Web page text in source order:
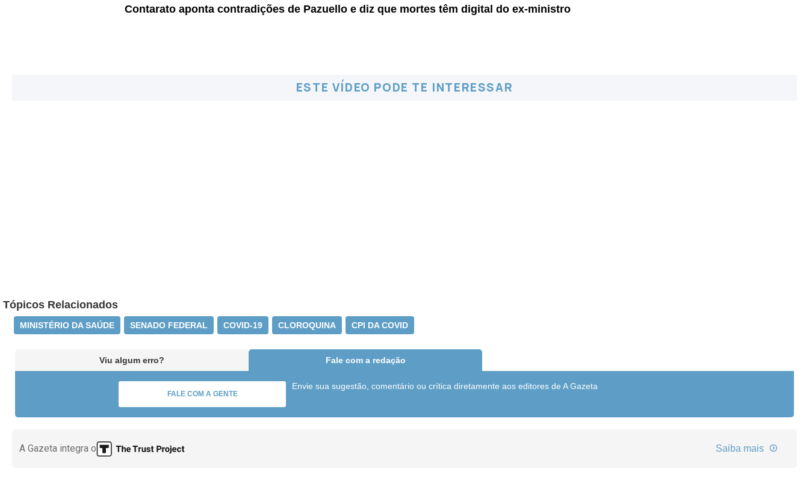
Contarato aponta contradições de Pazuello e diz que mortes têm digital do ex-ministro
ESTE VÍDEO PODE TE INTERESSAR
Tópicos Relacionados
MINISTÉRIO DA SAÚDE SENADO FEDERAL COVID-19 CLOROQUINA CPI DA COVID
Viu algum erro? Fale com a redação
FALE COM A GENTE
Envie sua sugestão, comentário ou crítica diretamente aos editores de A Gazeta
A Gazeta integra o Saiba mais